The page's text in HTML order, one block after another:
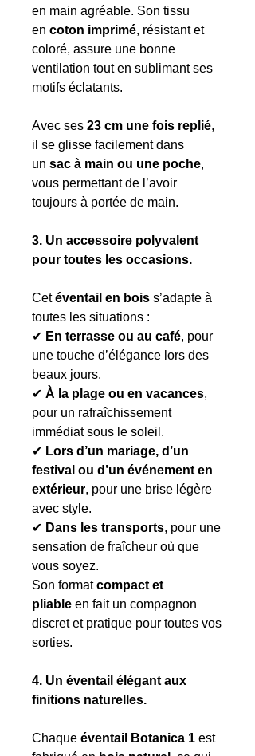
en main agréable. Son tissu
en coton imprimé, résistant et
coloré, assure une bonne
ventilation tout en sublimant ses
motifs éclatants.
Avec ses 23 cm une fois replié,
il se glisse facilement dans
un sac à main ou une poche,
vous permettant de l’avoir
toujours à portée de main.
3. Un accessoire polyvalent
pour toutes les occasions.
Cetéventail en bois s’adapte à
toutes les situations :
✔ En terrasse ou au café, pour
une touche d’élégance lors des
beaux jours.
✔ À la plage ou en vacances,
pour un rafraîchissement
immédiat sous le soleil.
✔ Lors d’un mariage, d’un
festival ou d’un événement en
extérieur, pour une brise légère
avec style.
✔ Dans les transports, pour une
sensation de fraîcheur où que
vous soyez.
Son formatcompact et
pliable en fait un compagnon
discret et pratique pour toutes vos
sorties.
4. Un éventail élégant aux
finitions naturelles.
Chaque éventail Botanica 1 est